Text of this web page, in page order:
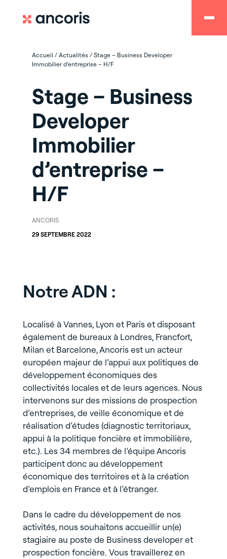
Accueil / Actualités / Stage – Business Developer
Immobilier d’entreprise – H/F
Stage – Business
Developer
Immobilier
d’entreprise –
H/F
ANCORIS
29 SEPTEMBRE 2022
Notre ADN :
Localisé à Vannes, Lyon et Paris et disposant
également de bureaux à Londres, Francfort,
Milan et Barcelone, Ancoris est un acteur
européen majeur de l’appui aux politiques de
développement économiques des
collectivités locales et de leurs agences. Nous
intervenons sur des missions de prospection
d’entreprises, de veille économique et de
réalisation d’études (diagnostic territoriaux,
appui à la politique foncière et immobilière,
etc.). Les 34 membres de l’équipe Ancoris
participent donc au développement
économique des territoires et à la création
d’emplois en France et à l’étranger.
Dans le cadre du développement de nos
activités, nous souhaitons accueillir un(e)
stagiaire au poste de Business developer et
prospection foncière. Vous travaillerez en